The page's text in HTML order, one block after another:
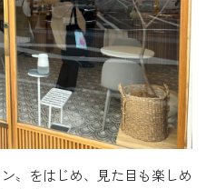
〟をはじめ、見た目も楽しめ